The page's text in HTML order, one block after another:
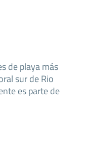
de playa más
sur de Rio
es parte de